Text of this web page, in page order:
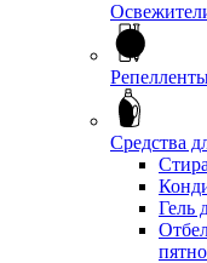
Средства
Гель